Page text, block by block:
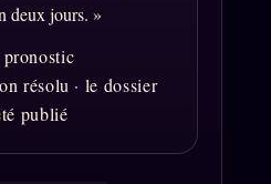
deux jours. »
résolu · le dossier
publié